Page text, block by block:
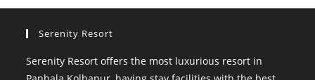
Serenity Resort
Serenity Resort offers the most luxurious resort in